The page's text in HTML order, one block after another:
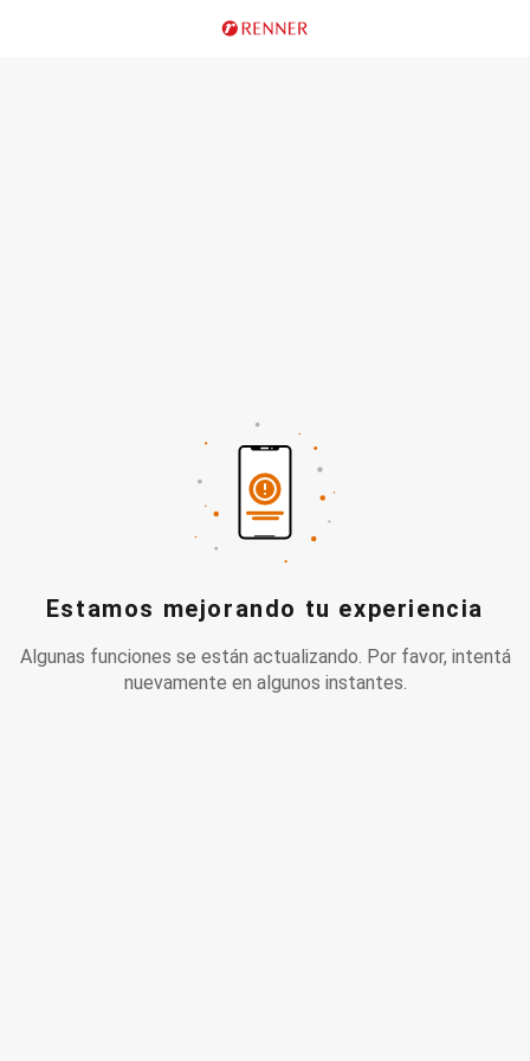
Estamos mejorando tu experiencia
Algunas funciones se están actualizando. Por favor, intentá
nuevamente en algunos instantes.